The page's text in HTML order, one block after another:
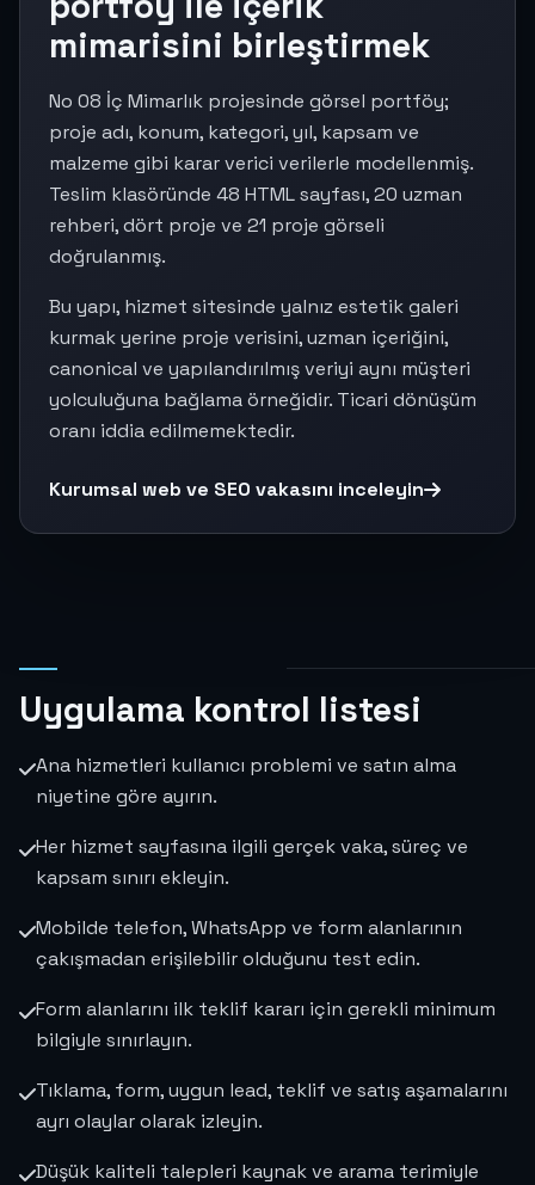
mimarisini birleştirmek
No 08 İç Mimarlık projesinde görsel portföy;
proje adı, konum, kategori, yıl, kapsam ve
malzeme gibi karar verici verilerle modellenmiş.
Teslim klasöründe 48 HTML sayfası, 20 uzman
rehberi, dört proje ve 21 proje görseli
doğrulanmış.
Bu yapı, hizmet sitesinde yalnız estetik galeri
kurmak yerine proje verisini, uzman içeriğini,
canonical ve yapılandırılmış veriyi aynı müşteri
yolculuğuna bağlama örneğidir. Ticari dönüşüm
oranı iddia edilmemektedir.
Kurumsal web ve SEO vakasını inceleyin
Uygulama kontrol listesi
Ana hizmetleri kullanıcı problemi ve satın alma
niyetine göre ayırın.
Her hizmet sayfasına ilgili gerçek vaka, süreç ve
kapsam sınırı ekleyin.
Mobilde telefon, WhatsApp ve form alanlarının
çakışmadan erişilebilir olduğunu test edin.
Form alanlarını ilk teklif kararı için gerekli minimum
bilgiyle sınırlayın.
Tıklama, form, uygun lead, teklif ve satış aşamalarını
ayrı olaylar olarak izleyin.
Düşük kaliteli talepleri kaynak ve arama terimiyle